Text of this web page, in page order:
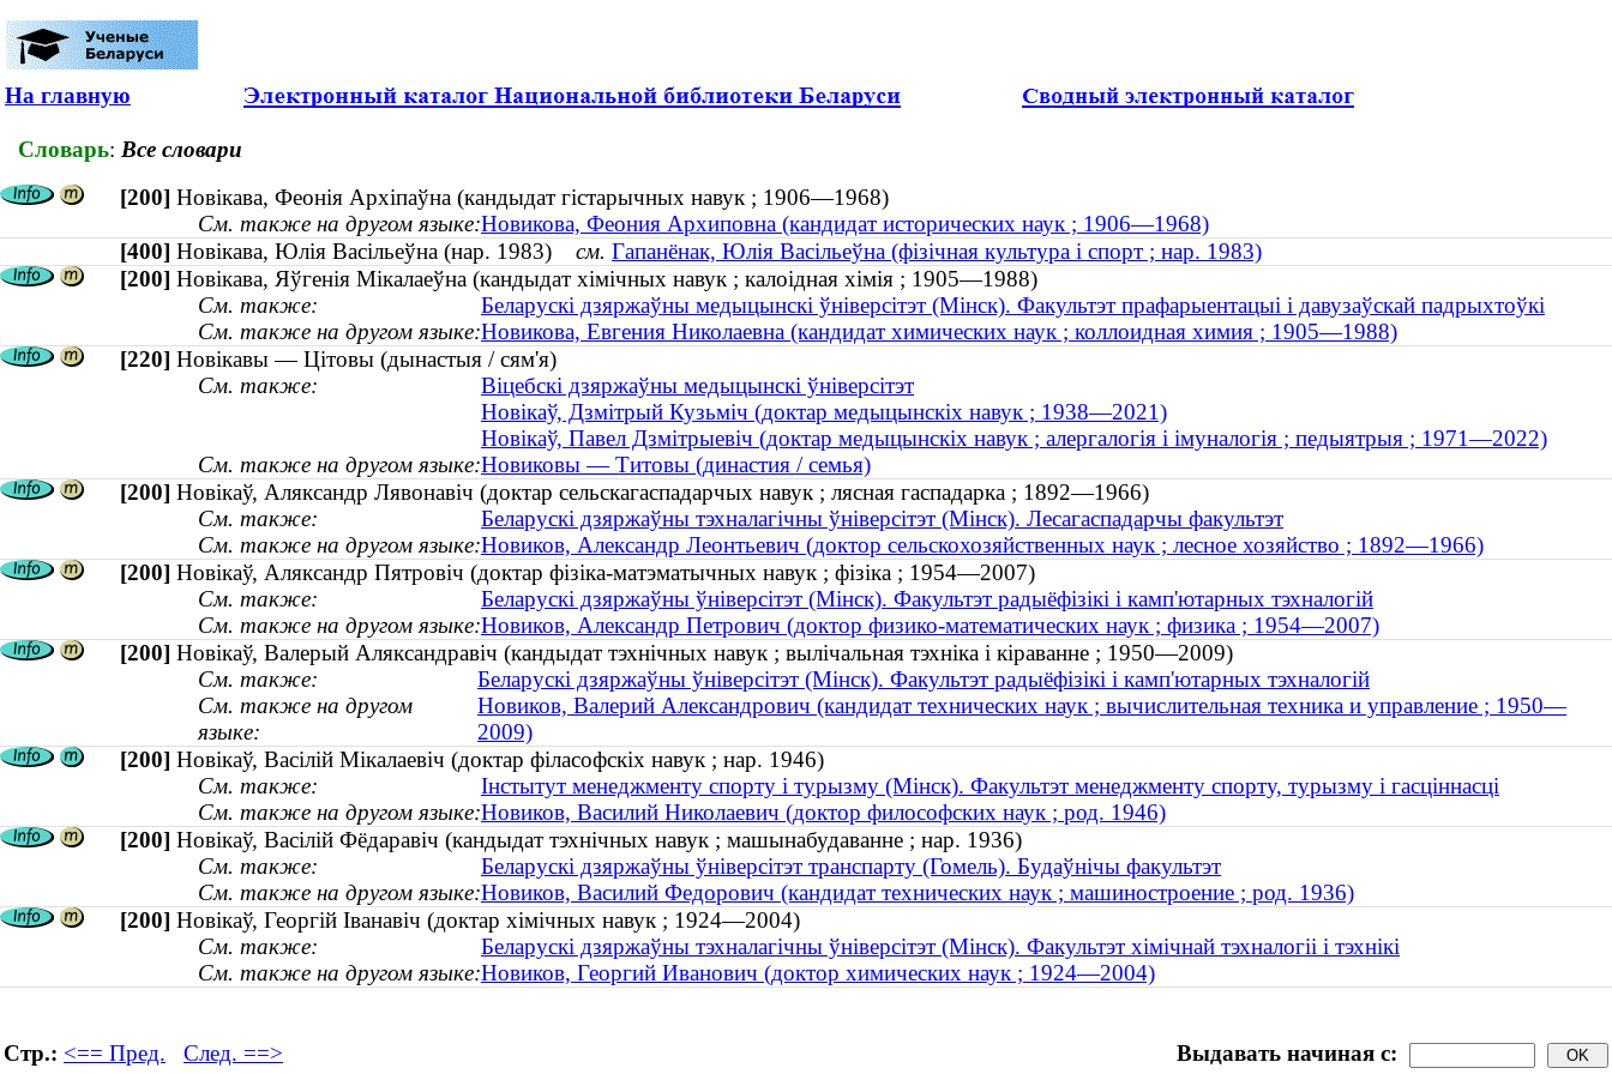
На главную
Словарь: Все словари
[200] Новікава, Феонія Архіпаўна (кандыдат гістарычных навук ; 1906—1968)
См. также на другом языке:Новикова, Феония Архиповна (кандидат исторических наук ; 1906—1968)
[400] Новікава, Юлія Васільеўна (нар. 1983) см. Гапанёнак, Юлія Васільеўна (фізічная культура і спорт ; нар. 1983)
[200] Новікава, Яўгенія Мікалаеўна (кандыдат хімічных навук ; калоідная хімія ; 1905—1988)
См. также:
Беларускі дзяржаўны медыцынскі ўніверсітэт (Мінск). Факультэт прафарыентацыі і давузаўскай падрыхтоўкі
См. также на другом языке:Новикова, Евгения Николаевна (кандидат химических наук ; коллоидная химия ; 1905—1988)
[220] Новікавы — Цітовы (дынастыя / сям'я)
См. также:
Віцебскі дзяржаўны медыцынскі ўніверсітэт
Новікаў, Дзмітрый Кузьміч (доктар медыцынскіх навук ; 1938—2021)
Новікаў, Павел Дзмітрыевіч (доктар медыцынскіх навук ; алергалогія і імуналогія ; педыятрыя ; 1971—2022)
См. также на другом языке:Новиковы — Титовы (династия / семья)
[200] Новікаў, Аляксандр Лявонавіч (доктар сельскагаспадарчых навук ; лясная гаспадарка ; 1892—1966)
См. также:
Беларускі дзяржаўны тэхналагічны ўніверсітэт (Мінск). Лесагаспадарчы факультэт
См. также на другом языке:Новиков, Александр Леонтьевич (доктор сельскохозяйственных наук ; лесное хозяйство ; 1892—1966)
[200] Новікаў, Аляксандр Пятровіч (доктар фізіка-матэматычных навук ; фізіка ; 1954—2007)
См. также:
Беларускі дзяржаўны ўніверсітэт (Мінск). Факультэт радыёфізікі і камп'ютарных тэхналогій
См. также на другом языке:Новиков, Александр Петрович (доктор физико-математических наук ; физика ; 1954—2007)
[200] Новікаў, Валерый Аляксандравіч (кандыдат тэхнічных навук ; вылічальная тэхніка і кіраванне ; 1950—2009)
См. также:
Беларускі дзяржаўны ўніверсітэт (Мінск). Факультэт радыёфізікі і камп'ютарных тэхналогій
См. также на другом
языке:
Новиков, Валерий Александрович (кандидат технических наук ; вычислительная техника и управление ; 1950—
2009)
[200] Новікаў, Васілій Мікалаевіч (доктар філасофскіх навук ; нар. 1946)
См. также:
Інстытут менеджменту спорту і турызму (Мінск). Факультэт менеджменту спорту, турызму і гасціннасці
См. также на другом языке:Новиков, Василий Николаевич (доктор философских наук ; род. 1946)
[200] Новікаў, Васілій Фёдаравіч (кандыдат тэхнічных навук ; машынабудаванне ; нар. 1936)
См. также:
Беларускі дзяржаўны ўніверсітэт транспарту (Гомель). Будаўнічы факультэт
См. также на другом языке:Новиков, Василий Федорович (кандидат технических наук ; машиностроение ; род. 1936)
[200] Новікаў, Георгій Іванавіч (доктар хімічных навук ; 1924—2004)
См. также:
Беларускі дзяржаўны тэхналагічны ўніверсітэт (Мінск). Факультэт хімічнай тэхналогіі і тэхнікі
См. также на другом языке:Новиков, Георгий Иванович (доктор химических наук ; 1924—2004)
Стр.: <== Пред. След. ==> Выдавать начиная с: